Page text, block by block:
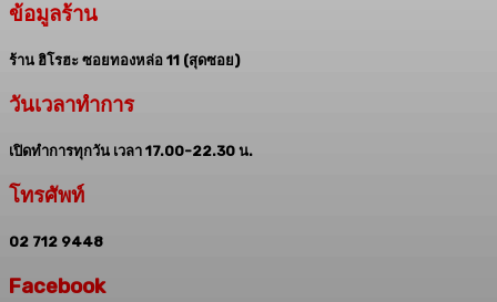
ข้อมูลร้าน
ร้าน ฮิโรฮะ ซอยทองหล่อ 11 (สุดซอย)
วันเวลาทำการ
เปิดทำการทุกวัน เวลา 17.00-22.30 น.
โทรศัพท์
02 712 9448
Facebook